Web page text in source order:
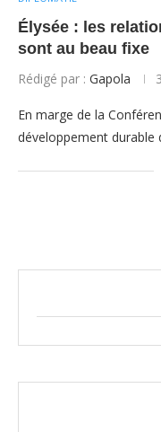
Élysée : les
sont au beau fixe
Rédigé par : Gapola
En marge de la
développement durable